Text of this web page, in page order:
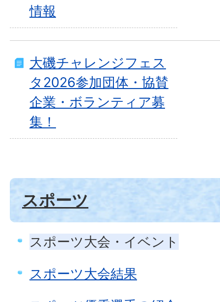
情報
大磯チャレンジフェス
タ2026参加団体・協賛
企業・ボランティア募
集！
スポーツ
スポーツ大会・イベント
スポーツ大会結果